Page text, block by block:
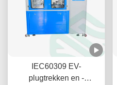
IEC60309 EV-
plugtrekken en -